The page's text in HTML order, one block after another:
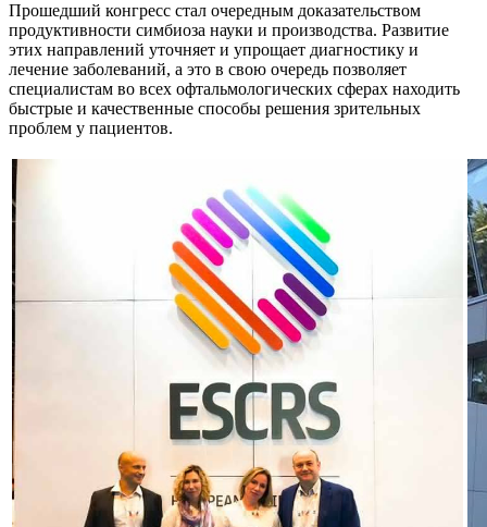
Прошедший конгресс стал очередным доказательством
продуктивности симбиоза науки и производства. Развитие
этих направлений уточняет и упрощает диагностику и
лечение заболеваний, а это в свою очередь позволяет
специалистам во всех офтальмологических сферах находить
быстрые и качественные способы решения зрительных
проблем у пациентов.